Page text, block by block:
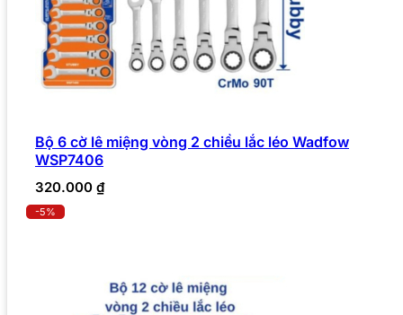
Bộ 6 cờ lê miệng vòng 2 chiều lắc léo Wadfow
WSP7406
320.000 ₫
-5%